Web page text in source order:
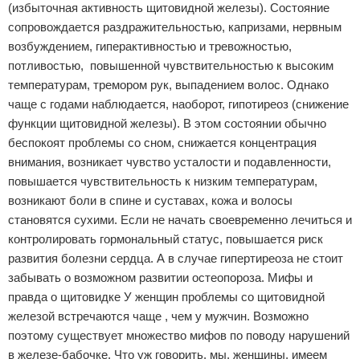
(избыточная активность щитовидной железы). Состояние
сопровождается раздражительностью, капризами, нервным
возбуждением, гиперактивностью и тревожностью,
потливостью, повышенной чувствительностью к высоким
температурам, тремором рук, выпадением волос. Однако
чаще с годами наблюдается, наоборот, гипотиреоз (снижение
функции щитовидной железы). В этом состоянии обычно
беспокоят проблемы со сном, снижается концентрация
внимания, возникает чувство усталости и подавленности,
повышается чувствительность к низким температурам,
возникают боли в спине и суставах, кожа и волосы
становятся сухими. Если не начать своевременно лечиться и
контролировать гормональный статус, повышается риск
развития болезни сердца. А в случае гипертиреоза не стоит
забывать о возможном развитии остеопороза. Мифы и
правда о щитовидке У женщин проблемы со щитовидной
железой встречаются чаще , чем у мужчин. Возможно
поэтому существует множество мифов по поводу нарушений
в железе-бабочке. Что уж говорить, мы, женщины, имеем